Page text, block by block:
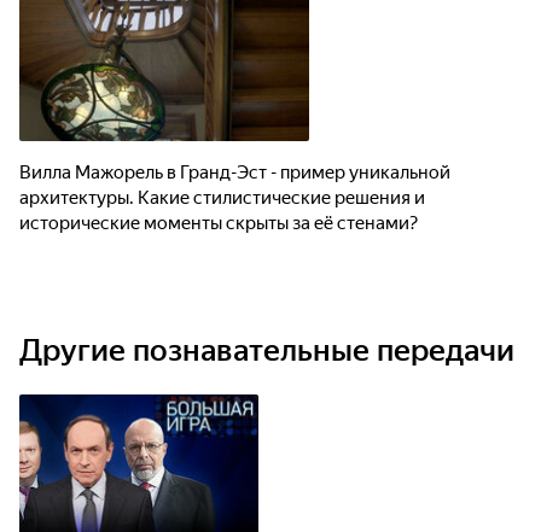
Вилла Мажорель в Гранд-Эст - пример уникальной
архитектуры. Какие стилистические решения и
исторические моменты скрыты за её стенами?
Другие познавательные передачи